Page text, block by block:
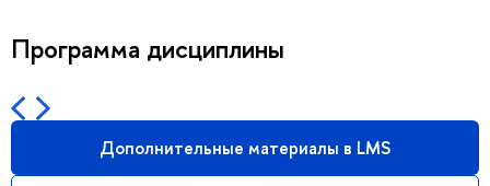
Программа дисциплины
Дополнительные материалы в LMS